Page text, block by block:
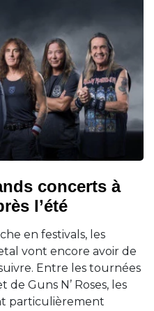
concerts à
l’été
en festivals, les
vont encore avoir de
Entre les tournées
de Guns N’ Roses, les
particulièrement